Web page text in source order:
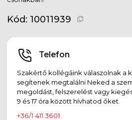
Kód: 10011939
Telefon
Szakértő kollégáink válaszolnak a
segítenek megtalálni Neked a
megoldást, felszerelést vagy
9 és 17 óra között hívhatod őket.
+36/1 411 3601